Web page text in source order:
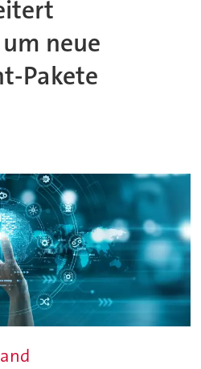
neue
Pakete